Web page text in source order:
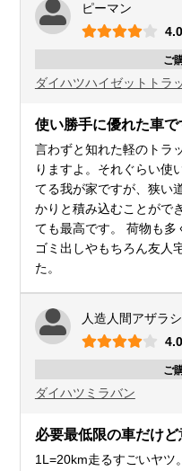
ピーマン
4.0
ご
ダイハツハイゼットトラ
使い勝手に優れた車で
言わずと知れた軽のトラ
りますよ。それぐらい使
てる我が家ですが、狭い
かりと積み込むことがで
ても最高です。 荷物も多
ゴミ出しやもちろん友人
た。
人造人間アザラ
4.0
ご
ダイハツ ミラバン
必要最低限の車だけ
1L=20km走るすごいヤツ